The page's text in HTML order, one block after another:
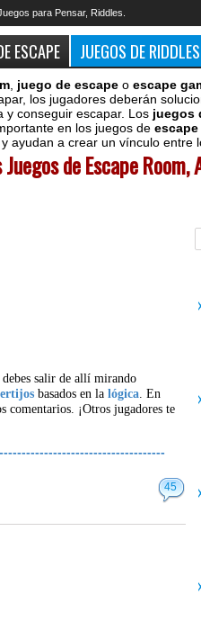
para Pensar, Riddles.
ESCAPE JUEGOS DE RIDDLES
juego de escape o escape
los jugadores deberán
y conseguir escapar. Los juegos
en los juegos de
ayudan a crear un vínculo entre
Juegos de Escape
debes salir de allí mirando
basados en lalógica. En
comentarios. ¡Otros jugadores te
45